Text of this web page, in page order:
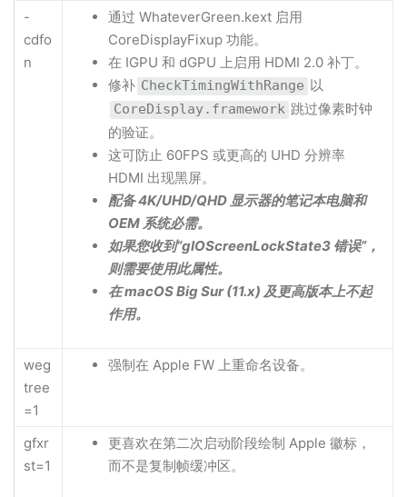
-
cdfo
n
通过 WhateverGreen.kext 启用
CoreDisplayFixup 功能。
在 IGPU 和 dGPU 上启用 HDMI 2.0 补丁。
修补 CheckTimingWithRange 以
CoreDisplay.framework 跳过像素时钟
的验证。
这可防止 60FPS 或更高的 UHD 分辨率
HDMI 出现黑屏。
配备 4K/UHD/QHD 显示器的笔记本电脑和
OEM 系统必需。
如果您收到“gIOScreenLockState3 错误”，
则需要使用此属性。
在 macOS Big Sur (11.x) 及更高版本上不起
作用。
weg
tree
=1
强制在 Apple FW 上重命名设备。
gfxr
st=1
更喜欢在第二次启动阶段绘制 Apple 徽标，
而不是复制帧缓冲区。